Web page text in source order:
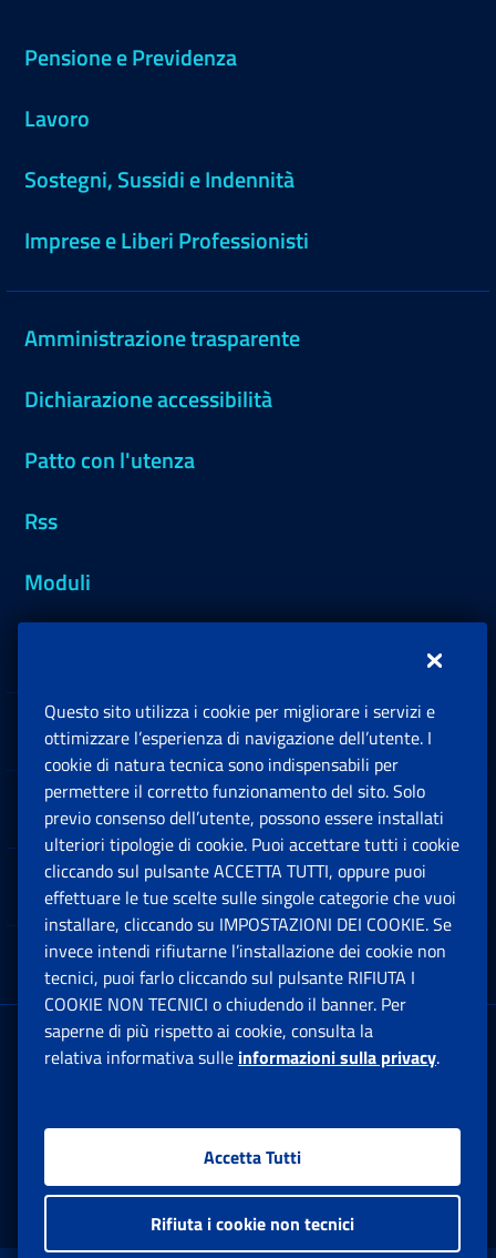
Pensione e Previdenza
Lavoro
Sostegni, Sussidi e Indennità
Imprese e Liberi Professionisti
Amministrazione trasparente
Dichiarazione accessibilità
Patto con l'utenza
Rss
Moduli
Sedi e Contatti
Software
Note Legali
App mobile
Sede Legale : Via Ciro il Grande, 21
00144 Roma
Facebook: Apre una nuova finestra
Twitter: Apre una nuova finestra
Whatsapp: Apre una nuova
Youtube: Apre una
Instagram:
Questo sito utilizza i cookie per migliorare i servizi e
ottimizzare l’esperienza di navigazione dell’utente. I
cookie di natura tecnica sono indispensabili per
permettere il corretto funzionamento del sito. Solo
previo consenso dell’utente, possono essere installati
ulteriori tipologie di cookie. Puoi accettare tutti i cookie
cliccando sul pulsante ACCETTA TUTTI, oppure puoi
effettuare le tue scelte sulle singole categorie che vuoi
installare, cliccando su IMPOSTAZIONI DEI COOKIE. Se
invece intendi rifiutarne l’installazione dei cookie non
tecnici, puoi farlo cliccando sul pulsante RIFIUTA I
COOKIE NON TECNICI o chiudendo il banner. Per
saperne di più rispetto ai cookie, consulta la
relativa informativa sulle informazioni sulla privacy.
Accetta Tutti
Rifiuta i cookie non tecnici